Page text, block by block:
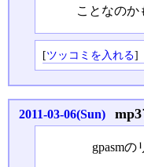
ことなのか
[ツッコミを入れる]
2011-03-06(Sun)
gpasm